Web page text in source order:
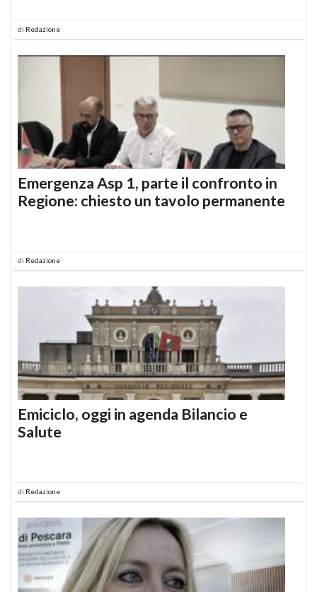
di Redazione
Emergenza Asp 1, parte il confronto in
Regione: chiesto un tavolo permanente
di Redazione
Emiciclo, oggi in agenda Bilancio e
Salute
di Redazione